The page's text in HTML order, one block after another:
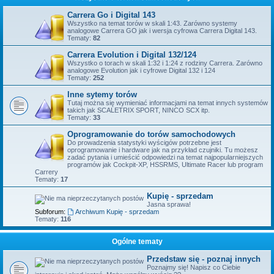
Carrera Go i Digital 143
Wszystko na temat torów w skali 1:43. Zarówno systemy
analogowe Carrera GO jak i wersja cyfrowa Carrera Digital 143.
Tematy: 82
Carrera Evolution i Digital 132/124
Wszystko o torach w skali 1:32 i 1:24 z rodziny Carrera. Zarówno
analogowe Evolution jak i cyfrowe Digital 132 i 124
Tematy: 252
Inne sytemy torów
Tutaj można się wymieniać informacjami na temat innych systemów
takich jak SCALETRIX SPORT, NINCO SCX itp.
Tematy: 33
Oprogramowanie do torów samochodowych
Do prowadzenia statystyki wyścigów potrzebne jest
oprogramowanie i hardware jak na przykład czujniki. Tu możesz
zadać pytania i umieścić odpowiedzi na temat najpopularniejszych
programów jak Cockpit-XP, HSSRMS, Ultimate Racer lub program
Carrery
Tematy: 17
Kupię - sprzedam
Jasna sprawa!
Subforum:
Archiwum Kupię - sprzedam
Tematy: 116
Ogólne tematy
Przedstaw się - poznaj innych
Poznajmy się! Napisz co Ciebie